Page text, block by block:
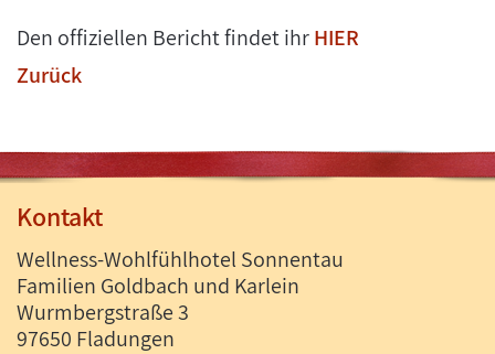
Den offiziellen Bericht findet ihrHIER
Zurück
Kontakt
Wellness-Wohlfühlhotel Sonnentau
Familien Goldbach und Karlein
Wurmbergstraße 3
97650 Fladungen